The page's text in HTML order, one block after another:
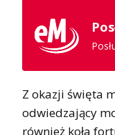
Z okazji święta
odwiedzający
również koła